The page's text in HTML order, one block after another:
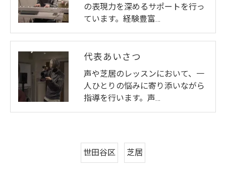
の表現力を深めるサポートを行っ
ています。経験豊富…
代表あいさつ
声や芝居のレッスンにおいて、一
人ひとりの悩みに寄り添いながら
指導を行います。声…
世田谷区 芝居